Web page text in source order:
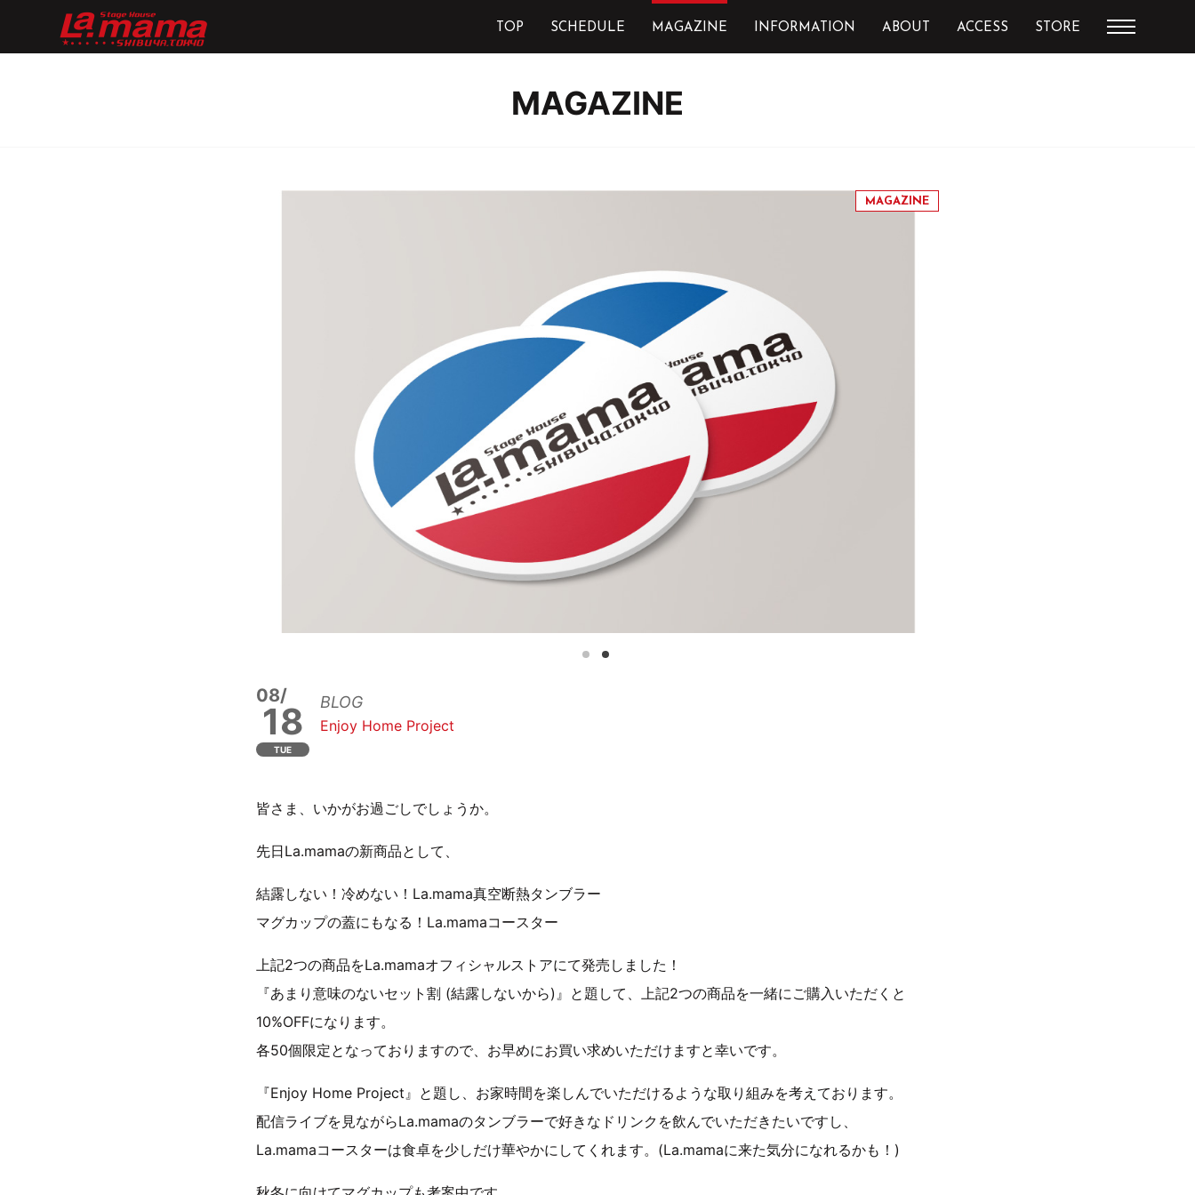
TOP SCHEDULE MAGAZINE INFORMATION ABOUT ACCESS STORE
MAGAZINE
08/
18
TUE
BLOG
Enjoy Home Project
皆さま、いかがお過ごしでしょうか。
先日La.mamaの新商品として、
結露しない！冷めない！La.mama真空断熱タンブラー
マグカップの蓋にもなる！La.mamaコースター
上記2つの商品をLa.mamaオフィシャルストアにて発売しました！
『あまり意味のないセット割 (結露しないから)』と題して、上記2つの商品を一緒にご購入いただくと
10%OFFになります。
各50個限定となっておりますので、お早めにお買い求めいただけますと幸いです。
『Enjoy Home Project』と題し、お家時間を楽しんでいただけるような取り組みを考えております。
配信ライブを見ながらLa.mamaのタンブラーで好きなドリンクを飲んでいただきたいですし、
La.mamaコースターは食卓を少しだけ華やかにしてくれます。(La.mamaに来た気分になれるかも！)